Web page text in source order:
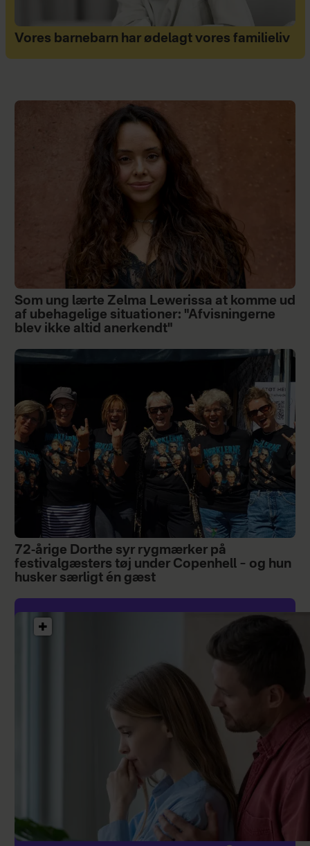
Vores barnebarn har ødelagt vores familieliv
Som ung lærte Zelma Lewerissa at komme ud
af ubehagelige situationer: "Afvisningerne
blev ikke altid anerkendt"
72-årige Dorthe syr rygmærker på
festivalgæsters tøj under Copenhell – og hun
husker særligt én gæst